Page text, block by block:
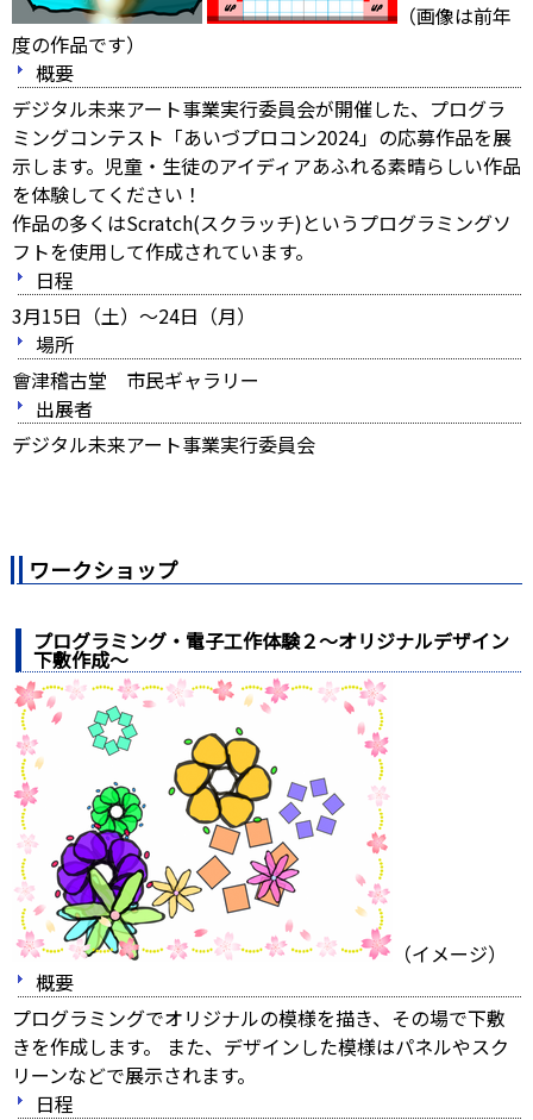
（画像は前年
度の作品です）
概要
デジタル未来アート事業実行委員会が開催した、プログラ
ミングコンテスト「あいづプロコン2024」の応募作品を展
示します。児童・生徒のアイディアあふれる素晴らしい作品
を体験してください！
作品の多くはScratch(スクラッチ)というプログラミングソ
フトを使用して作成されています。
日程
3月15日（土）～24日（月）
場所
會津稽古堂 市民ギャラリー
出展者
デジタル未来アート事業実行委員会
ワークショップ
プログラミング・電子工作体験２～オリジナルデザイン
下敷作成～
（イメージ）
概要
プログラミングでオリジナルの模様を描き、その場で下敷
きを作成します。 また、デザインした模様はパネルやスク
リーンなどで展示されます。
日程